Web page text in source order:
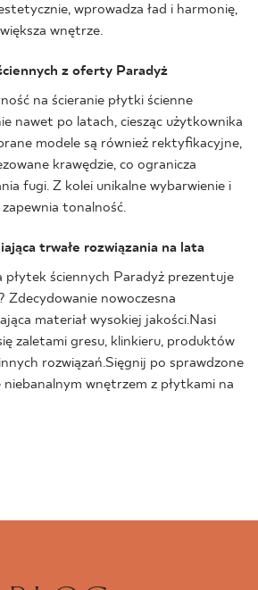
wprowadza ład i harmonię,
wnętrze.
z oferty Paradyż
na ścieranie płytki ścienne
nawet po latach, ciesząc użytkownika
modele są również rektyfikacyjne,
krawędzie, co ogranicza
fugi. Z kolei unikalne wybarwienie i
tonalność.
trwałe rozwiązania na lata
płytek ściennych Paradyż prezentuje
Zdecydowanie nowoczesna
materiał wysokiej jakości.Nasi
zaletami gresu, klinkieru, produktów
rozwiązań.Sięgnij po sprawdzone
niebanalnym wnętrzem z płytkami na